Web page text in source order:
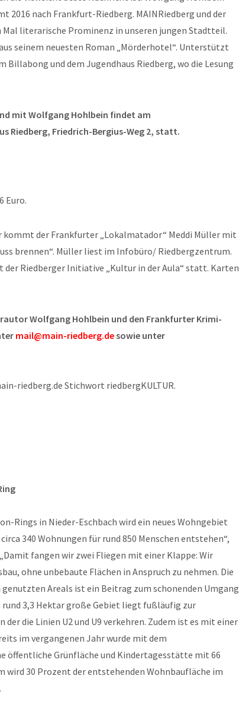
2016 nach Frankfurt-Riedberg. MAINRiedberg und der
literarische Prominenz in unseren jungen Stadtteil.
seinem neuesten Roman „Mörderhotel“. Unterstützt
und dem Jugendhaus Riedberg, wo die Lesung
mit Wolfgang Hohlbein findet am
Riedberg, Friedrich-Bergius-Weg 2, statt.
Euro.
kommt der Frankfurter „Lokalmatador“ Meddi Müller mit
brennen“. Müller liest im Infobüro/ Riedbergzentrum.
der Riedberger Initiative „Kultur in der Aula“ statt. Karten
Wolfgang Hohlbein und den Frankfurter Krimi-
mail@main-riedberg.desowie unter
riedberg.de Stichwort riedbergKULTUR.
Rings in Nieder-Eschbach wird ein neues Wohngebiet
340 Wohnungen für rund 850 Menschen entstehen“,
fangen wir zwei Fliegen mit einer Klappe: Wir
ohne unbebaute Flächen in Anspruch zu nehmen. Die
Areals ist ein Beitrag zum schonenden Umgang
rund 3,3 Hektar große Gebiet liegt fußläufig zur
die Linien U2 und U9 verkehren. Zudem ist es mit einer
im vergangenen Jahr wurde mit dem
öffentliche Grünfläche und Kindertagesstätte mit 66
wird 30 Prozent der entstehenden Wohnbaufläche im